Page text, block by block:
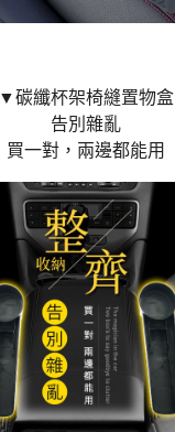
▼碳纖杯架椅縫置物盒
告別雜亂
買一對，兩邊都能用